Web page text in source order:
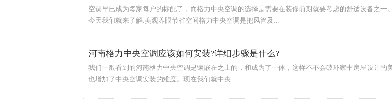
空调早已成为每家每户的标配了，而格力中央空调的选择是需要在装修前期就要考虑的舒适设备之
今天我们就来了解.美观养眼节省空间格力中央空调是把风管及...
河南格力中央空调应该如何安装?详细步骤是什么?
我们一般看到的河南格力中央空调是镶嵌在之上的，和成为了一体，这样不不会破环家中房屋设计
也增加了中央空调安装的难度。现在我们就中央...